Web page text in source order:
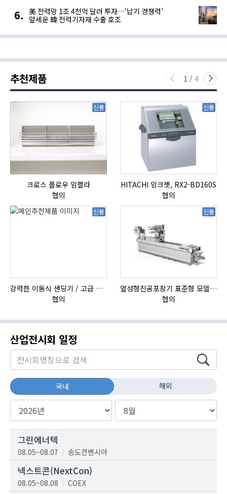
美 전력망 1조 4천억 달러 투자…‘납기 경쟁력’
앞세운 韓 전력기자재 수출 호조
추천제품 1 / 4
신품
크로스 플로우 임펠라
협의
신품
HITACHI 잉크젯, RX2-BD160S
협의
신품
강력한 이동식 샌딩기 / 고급 이태리 IBIX샌드블라스터
협의
신품
열성형진공포장기 표준형 모델 OMNIVAC S-200
협의
산업전시회 일정
국내 해외
그린에너텍
08.05~08.07 송도컨벤시아
넥스트콘(NextCon)
08.05~08.08 COEX